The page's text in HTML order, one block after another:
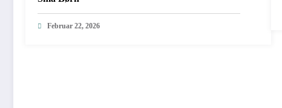
Februar 22, 2026